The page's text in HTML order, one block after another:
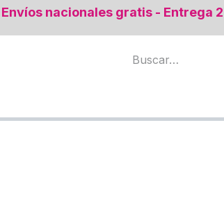
Envíos nacionales gratis - Entrega